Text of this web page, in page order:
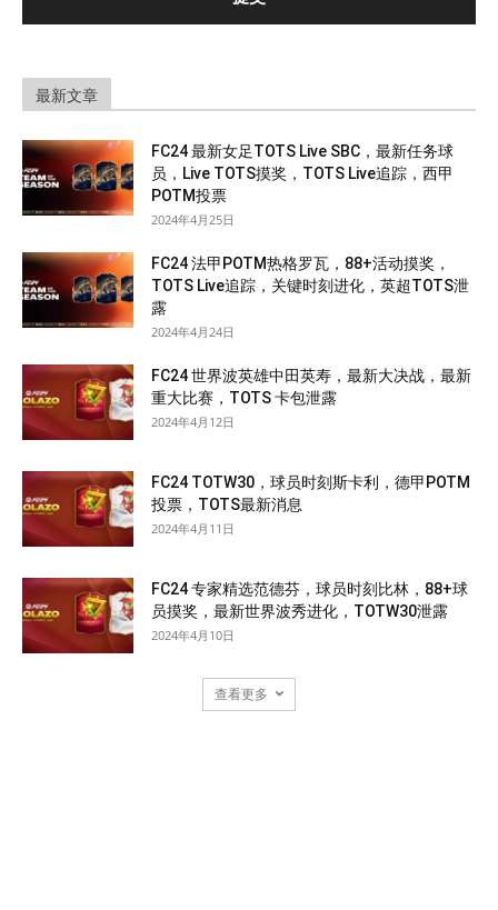
最新文章
FC24 最新女足TOTS Live SBC，最新任务球
员，Live TOTS摸奖，TOTS Live追踪，西甲
POTM投票
2024年4月25日
FC24 法甲POTM热格罗瓦，88+活动摸奖，
TOTS Live追踪，关键时刻进化，英超TOTS泄
露
2024年4月24日
FC24 世界波英雄中田英寿，最新大决战，最新
重大比赛，TOTS 卡包泄露
2024年4月12日
FC24 TOTW30，球员时刻斯卡利，德甲POTM
投票，TOTS最新消息
2024年4月11日
FC24 专家精选范德芬，球员时刻比林，88+球
员摸奖，最新世界波秀进化，TOTW30泄露
2024年4月10日
查看更多